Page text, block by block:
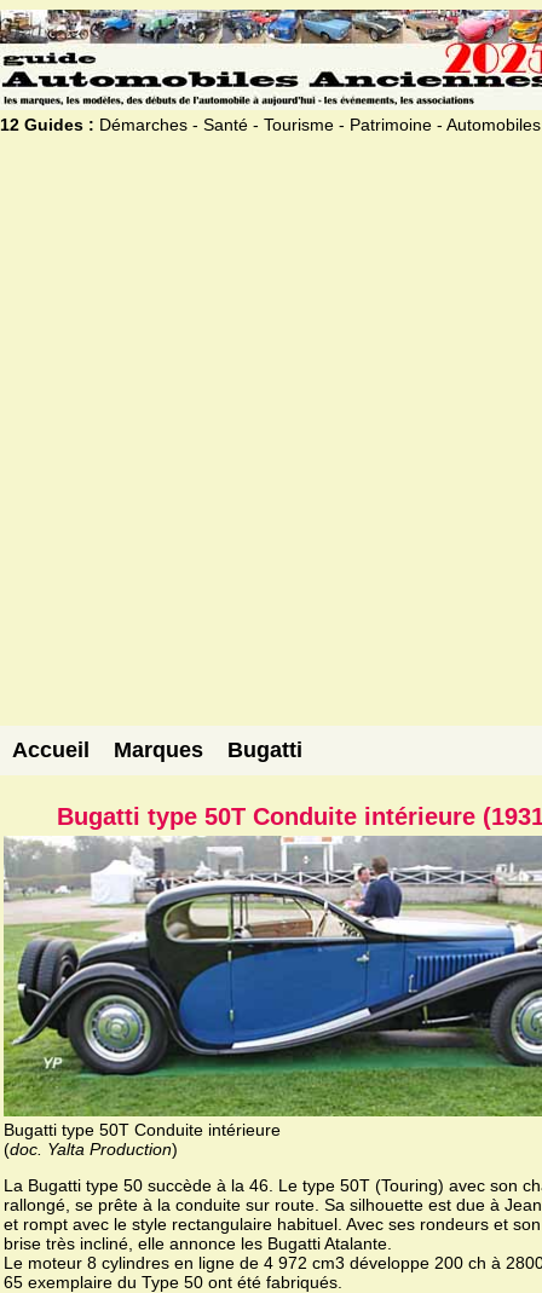
12 Guides : Démarches - Santé - Tourisme - Patrimoine - Automobiles
Accueil Marques Bugatti
Bugatti type 50T Conduite intérieure
Bugatti type 50T Conduite intérieure
(doc. Yalta Production)
La Bugatti type 50 succède à la 46. Le type 50T (Touring) avec son
rallongé, se prête à la conduite sur route. Sa silhouette est due à
et rompt avec le style rectangulaire habituel. Avec ses rondeurs et
brise très incliné, elle annonce les Bugatti Atalante.
Le moteur 8 cylindres en ligne de 4 972 cm3 développe 200 ch à
65 exemplaire du Type 50 ont été fabriqués.